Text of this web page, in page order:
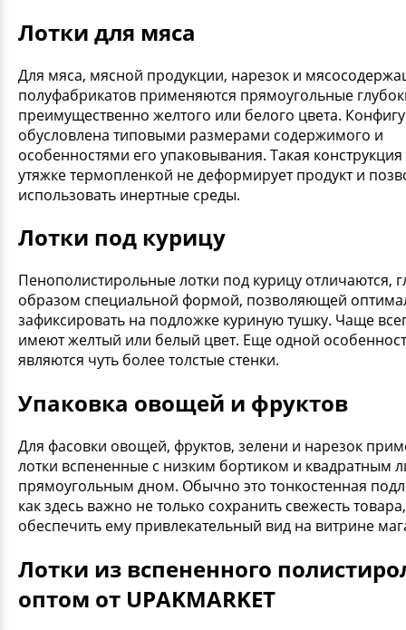
Лотки для мяса
Для мяса, мясной продукции, нарезок и
полуфабрикатов применяются прямоугольные
преимущественно желтого или белого цвета.
обусловлена типовыми размерами содержимого и
особенностями его упаковывания. Такая
утяжке термопленкой не деформирует продукт и
использовать инертные среды.
Лотки под курицу
Пенополистирольные лотки под курицу отличаются,
образом специальной формой, позволяющей
зафиксировать на подложке куриную тушку. Чаще
имеют желтый или белый цвет. Еще одной
являются чуть более толстые стенки.
Упаковка овощей и фруктов
Для фасовки овощей, фруктов, зелени и нарезок
лотки вспененные с низким бортиком и квадратным
прямоугольным дном. Обычно это тонкостенная
как здесь важно не только сохранить свежесть
обеспечить ему привлекательный вид на витрине
Лотки из вспененного
оптом от UPAKMARKET